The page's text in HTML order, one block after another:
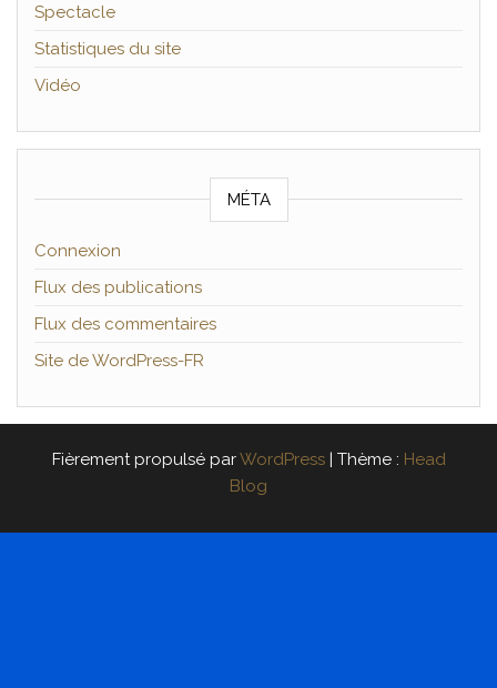
Spectacle
Statistiques du site
Vidéo
MÉTA
Connexion
Flux des publications
Flux des commentaires
Site de WordPress-FR
Fièrement propulsé parWordPress | Thème : Head
Blog